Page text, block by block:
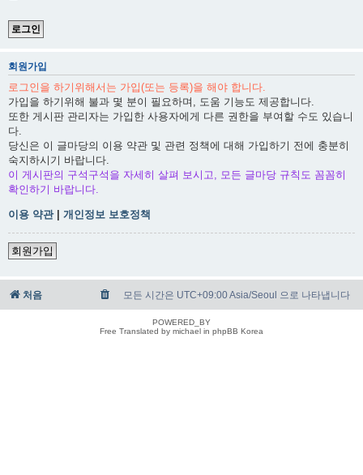
회원가입
로그인을 하기위해서는 가입(또는 등록)을 해야 합니다.
가입을 하기위해 불과 몇 분이 필요하며, 도움 기능도 제공합니다.
또한 게시판 관리자는 가입한 사용자에게 다른 권한을 부여할 수도 있습니
다.
당신은 이 글마당의 이용 약관 및 관련 정책에 대해 가입하기 전에 충분히
숙지하시기 바랍니다.
이 게시판의 구석구석을 자세히 살펴 보시고, 모든 글마당 규칙도 꼼꼼히
확인하기 바랍니다.
이용 약관| 개인정보 보호정책
회원가입
처음 모든 시간은 UTC+09:00 Asia/Seoul 으로 나타냅니다
POWERED_BY
Free Translated by michael in phpBB Korea